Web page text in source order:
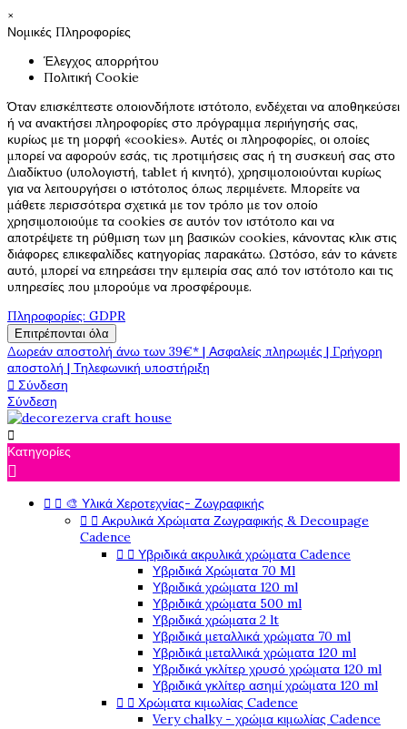
×
Νομικές Πληροφορίες
Έλεγχος απορρήτου
Πολιτική Cookie
Όταν επισκέπτεστε οποιονδήποτε ιστότοπο, ενδέχεται να αποθηκεύσει
ή να ανακτήσει πληροφορίες στο πρόγραμμα περιήγησής σας,
κυρίως με τη μορφή «cookies». Αυτές οι πληροφορίες, οι οποίες
μπορεί να αφορούν εσάς, τις προτιμήσεις σας ή τη συσκευή σας στο
Διαδίκτυο (υπολογιστή, tablet ή κινητό), χρησιμοποιούνται κυρίως
για να λειτουργήσει ο ιστότοπος όπως περιμένετε. Μπορείτε να
μάθετε περισσότερα σχετικά με τον τρόπο με τον οποίο
χρησιμοποιούμε τα cookies σε αυτόν τον ιστότοπο και να
αποτρέψετε τη ρύθμιση των μη βασικών cookies, κάνοντας κλικ στις
διάφορες επικεφαλίδες κατηγορίας παρακάτω. Ωστόσο, εάν το κάνετε
αυτό, μπορεί να επηρεάσει την εμπειρία σας από τον ιστότοπο και τις
υπηρεσίες που μπορούμε να προσφέρουμε.
Πληροφορίες: GDPR
Επιτρέπονται όλα
Δωρεάν αποστολή άνω των 39€* | Ασφαλείς πληρωμές | Γρήγορη
αποστολή | Τηλεφωνική υποστήριξη
 Σύνδεση
Σύνδεση

Κατηγορίες

  🎨 Υλικά Χεροτεχνίας- Ζωγραφικής
  Ακρυλικά Χρώματα Ζωγραφικής & Decoupage
Cadence
  Υβριδικά ακρυλικά χρώματα Cadence
Υβριδικά Χρώματα 70 Ml
Υβριδικά χρώματα 120 ml
Υβριδικά χρώματα 500 ml
Υβριδικά χρώματα 2 lt
Υβριδικά μεταλλικά χρώματα 70 ml
Υβριδικά μεταλλικά χρώματα 120 ml
Υβριδικά γκλίτερ χρυσό χρώματα 120 ml
Υβριδικά γκλίτερ ασημί χρώματα 120 ml
  Χρώματα κιμωλίας Cadence
Very chalky - χρώμα κιμωλίας Cadence